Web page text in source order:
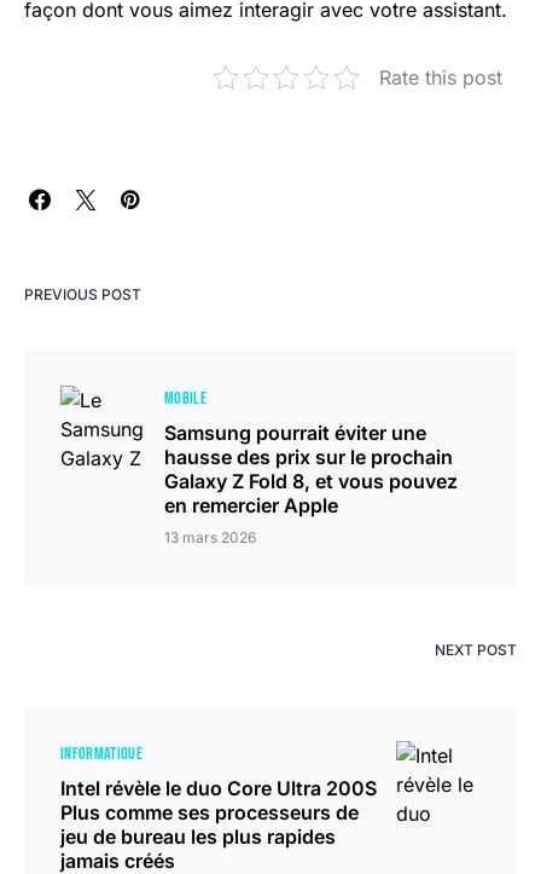
façon dont vous aimez interagir avec votre assistant.
Rate this post
PREVIOUS POST
MOBILE
Samsung pourrait éviter une
hausse des prix sur le prochain
Galaxy Z Fold 8, et vous pouvez
en remercier Apple
13 mars 2026
NEXT POST
INFORMATIQUE
Intel révèle le duo Core Ultra 200S
Plus comme ses processeurs de
jeu de bureau les plus rapides
jamais créés